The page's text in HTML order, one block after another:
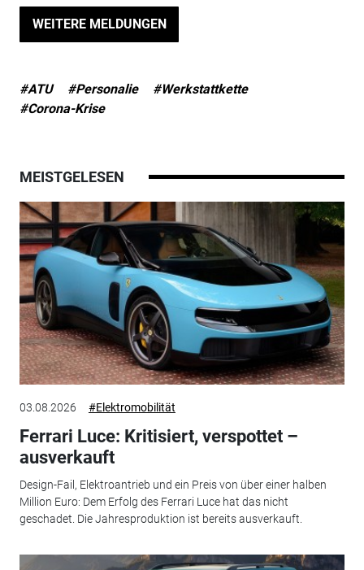
WEITERE MELDUNGEN
#ATU #Personalie
#Werkstattkette
#Corona-Krise
MEISTGELESEN
03.08.2026 #Elektromobilität
Ferrari Luce: Kritisiert, verspottet –
ausverkauft
Design-Fail, Elektroantrieb und ein Preis von über einer halben
Million Euro: Dem Erfolg des Ferrari Luce hat das nicht
geschadet. Die Jahresproduktion ist bereits ausverkauft.